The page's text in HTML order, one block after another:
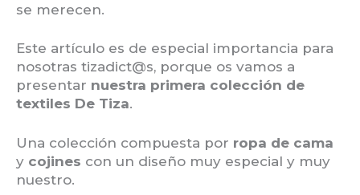
se merecen.
Este artículo es de especial importancia para
nosotras tizadict@s, porque os vamos a
presentar nuestra primera colección de
textiles De Tiza.
Una colección compuesta por ropa de cama
y cojines con un diseño muy especial y muy
nuestro.